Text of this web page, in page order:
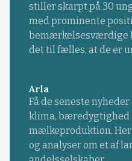
stiller skarpt på 30
med prominente
bemærkelsesværdige
det til fælles, at de er
Arla
Få de seneste
klima, bæredygtighed
mælkeproduktion.
og analyser om et af